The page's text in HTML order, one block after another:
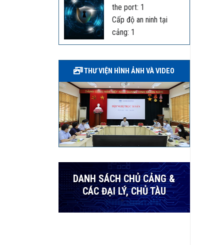
the port: 1
Cấp độ an ninh tại
cảng: 1
THƯ VIỆN HÌNH ẢNH VÀ VIDEO
DANH SÁCH CHỦ CẢNG &
CÁC ĐẠI LÝ, CHỦ TÀU